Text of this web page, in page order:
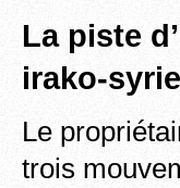
La piste
irako-
Le
trois